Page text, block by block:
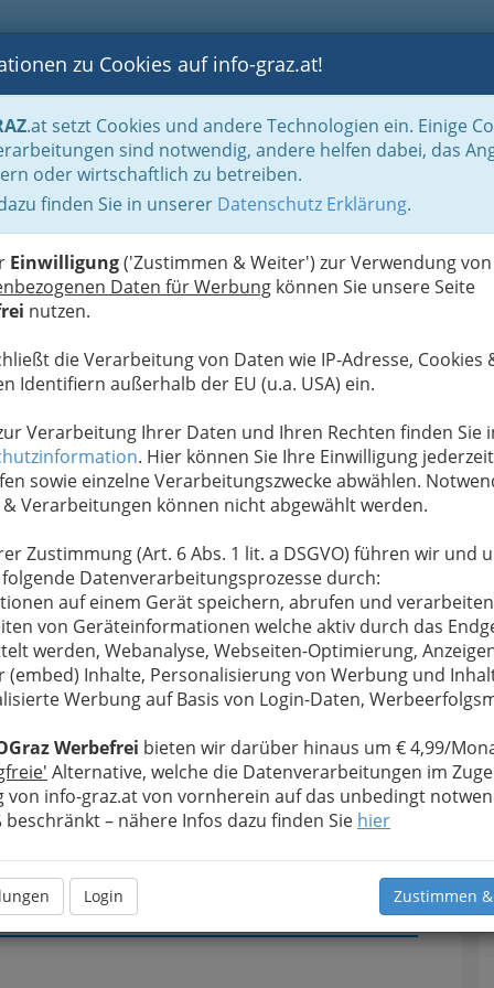
BLOGS FOTOS GASTRONOMIE BRANCHEN
zu Cookies auf info-graz.at!
.at setzt Cookies und andere Technologien ein. Einige
sind notwendig, andere helfen dabei, das
oder wirtschaftlich zu betreiben.
finden Sie in unserer Datenschutz Erklärung.
Einwilligung('Zustimmen & Weiter') zur Verwendung von
Daten für Werbung können Sie unsere Seite
nutzen.
die Verarbeitung von Daten wie IP-Adresse, Cookies
Identifiern außerhalb der EU (u.a. USA) ein.
Verarbeitung Ihrer Daten und Ihren Rechten finden Sie
. Hier können Sie Ihre Einwilligung jederzeit
sowie einzelne Verarbeitungszwecke abwählen.
& Verarbeitungen können nicht abgewählt werden.
Zustimmung (Art. 6 Abs. 1 lit. a DSGVO) führen wir und
Datenverarbeitungsprozesse durch:
auf einem Gerät speichern, abrufen und
von Geräteinformationen welche aktiv durch das
werden, Webanalyse, Webseiten-Optimierung,
(embed) Inhalte, Personalisierung von Werbung und
Werbung auf Basis von Login-Daten,
Werbefrei bieten wir darüber hinaus um € 4,99/
Alternative, welche die Datenverarbeitungen im
von info-graz.at von vornherein auf das unbedingt
beschränkt – nähere Infos dazu finden Sie hier
Login Zustimmen
Reiten
Styria
bewahren, verwenden wir an dieser Stelle zur
Ihre Nachricht wird nach dem Absenden
Styria weitergeleitet.
Meine Nachricht
Meine Nachricht senden